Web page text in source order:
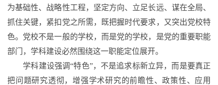
为基础性、战略性工程，坚定方向、立足长远、谋在全局、
抓住关键，紧扣党之所需，既把握时代要求，又突出党校特
色。党校不是一般的学校，而是党的学校，是党的重要职能
部门，学科建设必然围绕这一职能定位展开。
学科建设强调“特色”，不是追求标新立异，而是要真正
把问题研究透彻，增强学术研究的前瞻性、政策性、应用